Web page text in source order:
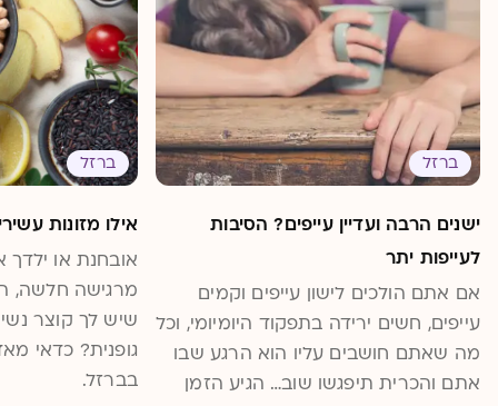
ברזל
ישנים הרבה ועדיין עייפים? הסיבות
לעייפות יתר
אם אתם הולכים לישון עייפים וקמים
עייפים, חשים ירידה בתפקוד היומיומי, וכל
מה שאתם חושבים עליו הוא הרגע שבו
אתם והכרית תיפגשו שוב… הגיע הזמן
ברזל
אילו מזונות
אובחנת או
מרגישה חלשה,
שיש לך קוצר
גופנית? כדאי
בברזל.